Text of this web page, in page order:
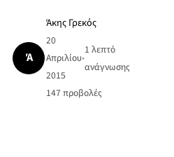
Ά
Άκης Γρεκός
20
Απριλίου
2015
•
1 λεπτό
ανάγνωσης
147 προβολές